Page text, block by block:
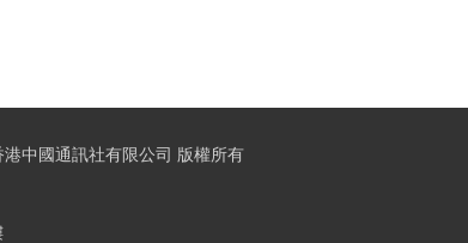
中國通訊社有限公司 版權所有